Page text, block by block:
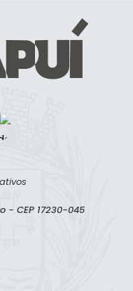
- CEP 17230-045